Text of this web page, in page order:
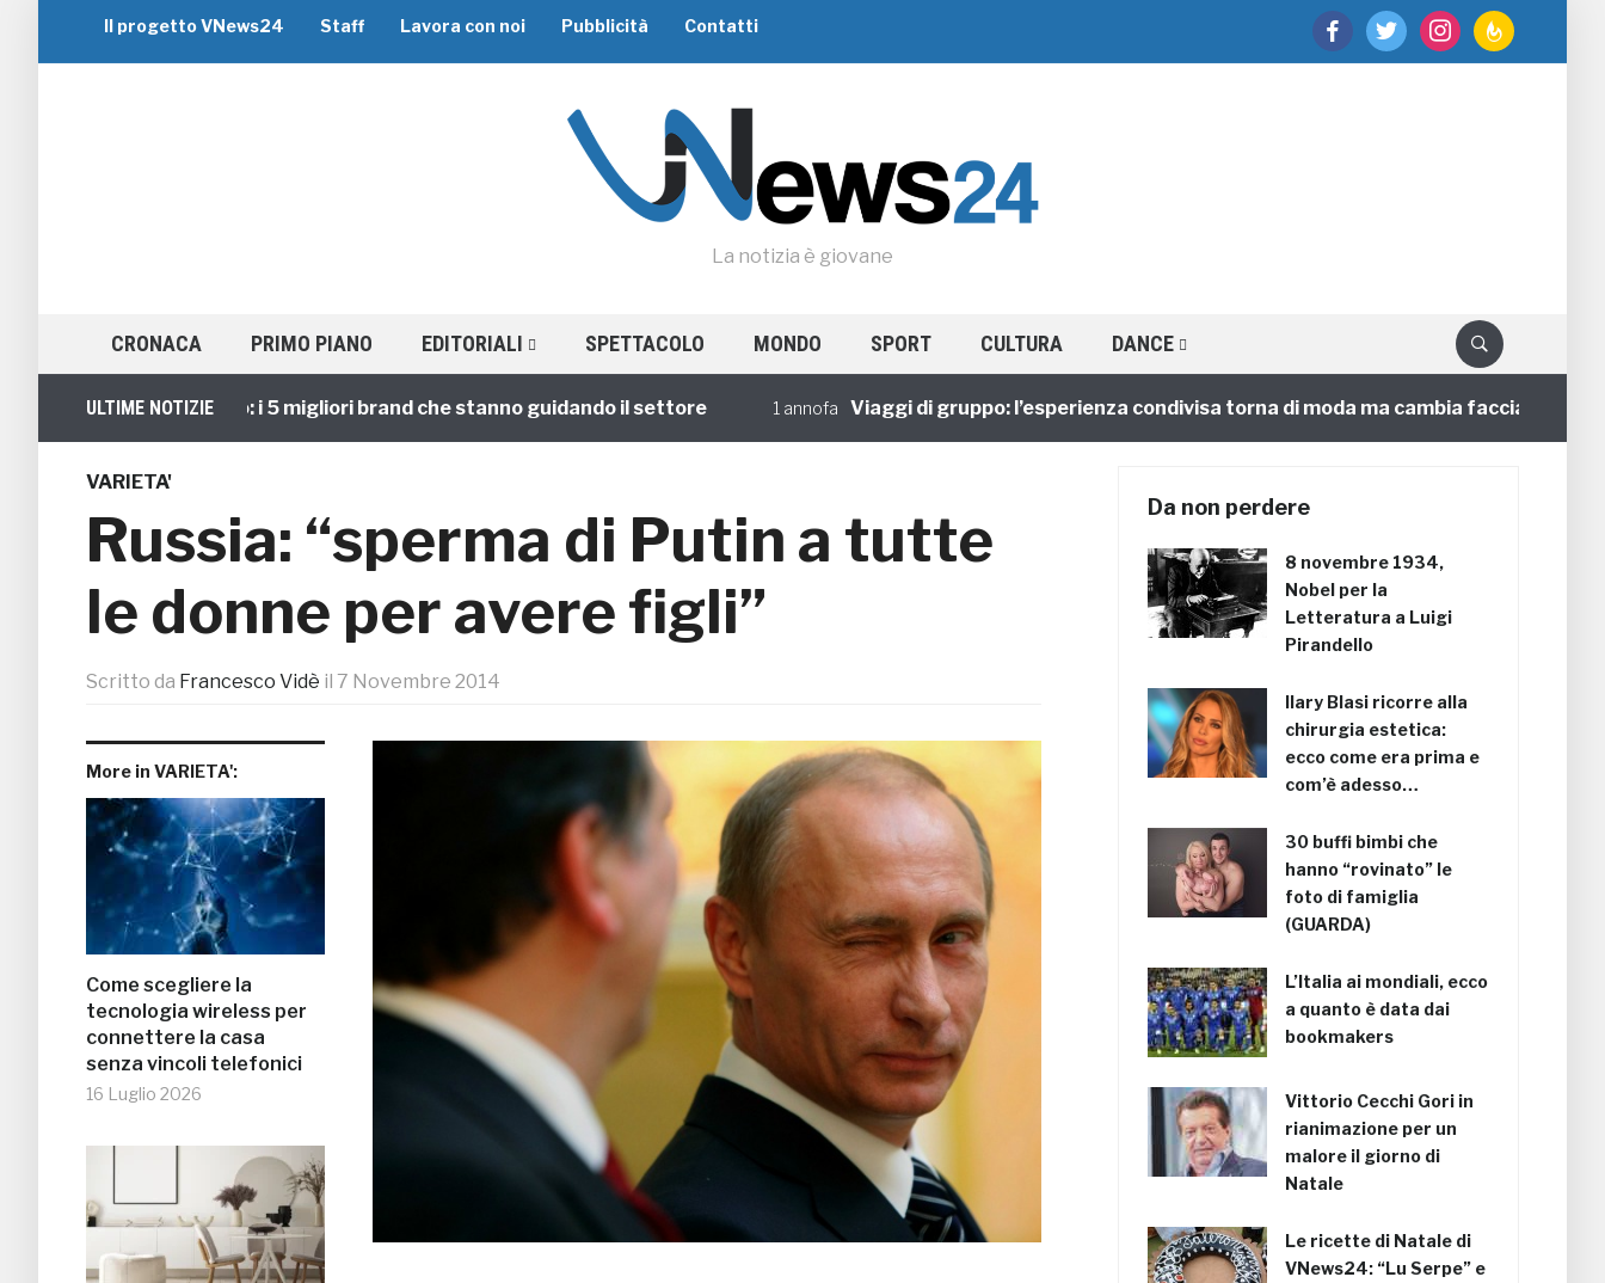
facebooktwitter instagramfeedburner
Il progetto VNews24 Staff Lavora con noi Pubblicità Contatti
La notizia è giovane
CRONACA PRIMO PIANO EDITORIALI SPETTACOLO MONDO SPORT CULTURA DANCE
ULTIME NOTIZIE
Viaggi di Gruppo: i 5 migliori brand che stanno guidando il settore 1 annofa Viaggi di gruppo: l’esperienza condivisa torna di moda ma cambia faccia
VARIETA'
Russia: “sperma di Putin a tutte
le donne per avere figli”
Scritto da Francesco Vidè il 7 Novembre 2014
More in VARIETA':
Come scegliere la
tecnologia wireless per
connettere la casa
senza vincoli telefonici
16 Luglio 2026
Da non perdere
8 novembre 1934,
Nobel per la
Letteratura a Luigi
Pirandello
Ilary Blasi ricorre alla
chirurgia estetica:
ecco come era prima e
com’è adesso…
30 buffi bimbi che
hanno “rovinato” le
foto di famiglia
(GUARDA)
L’Italia ai mondiali, ecco
a quanto è data dai
bookmakers
Vittorio Cecchi Gori in
rianimazione per un
malore il giorno di
Natale
Le ricette di Natale di
VNews24: “Lu Serpe” e